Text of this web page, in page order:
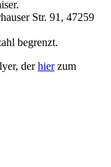
Str. 91, 47259
begrenzt.
derhierzum